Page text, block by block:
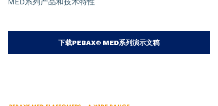
下载PEBAX® MED系列演示文稿